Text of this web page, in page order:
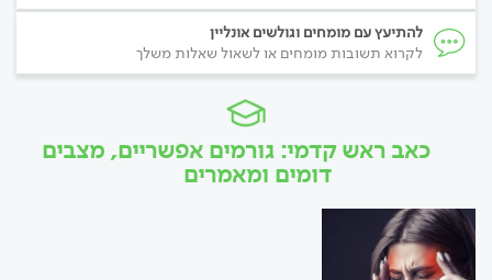
להתיעץ עם מומחים וגולשים אונליין
לקרוא תשובות מומחים או לשאול שאלות משלך
כאב ראש קדמי: גורמים אפשריים, מצבים
דומים ומאמרים